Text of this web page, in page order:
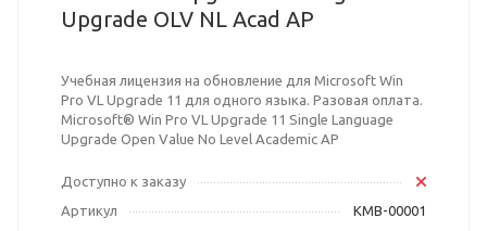
Upgrade OLV NL Acad AP
Учебная лицензия на обновление для Microsoft Win
Pro VL Upgrade 11 для одного языка. Разовая оплата.
Microsoft® Win Pro VL Upgrade 11 Single Language
Upgrade Open Value No Level Academic AP
Доступно к заказу
Артикул
KMB-00001